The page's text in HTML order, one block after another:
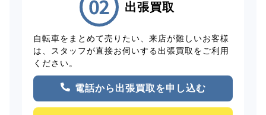
出張買取
自転車をまとめて売りたい、来店が難しいお客様
は、スタッフが直接お伺いする出張買取をご利用
ください。
電話から出張買取を申し込む